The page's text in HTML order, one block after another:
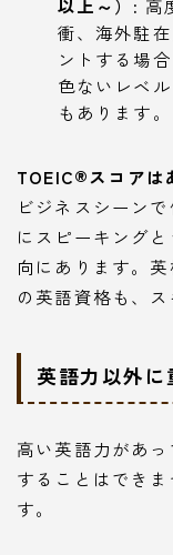
以上～）: 高
衝、海外駐
ントする場
色ないレベ
もあります。
TOEIC®スコアは
ビジネスシーン
にスピーキング
向にあります。
の英語資格も、
英語力以外
高い英語力があ
することはでき
す。